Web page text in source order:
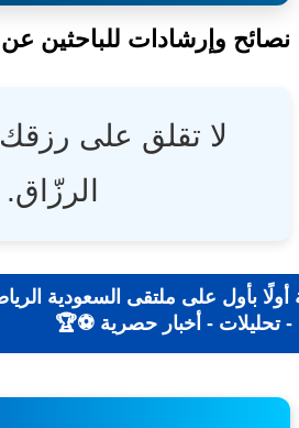
وإرشادات للباحثين عن
لا تقلق على رزقك،
الرزّاق.
بأول على ملتقى السعودية
تحليلات - أخبار حصرية ⚽🏆